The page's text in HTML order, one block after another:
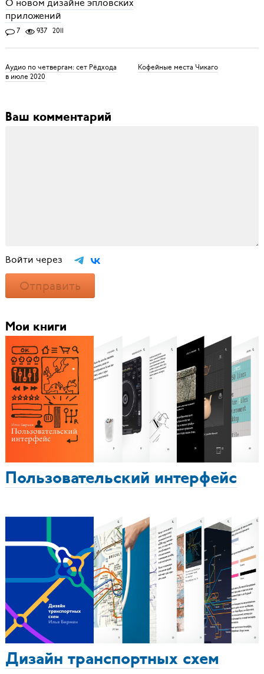
О новом дизайне эпловских
приложений
7 937 2011
Аудио по четвергам: сет Рёдхода
в июле 2020
Кофейные места Чикаго
Ваш комментарий
Войти через
Отправить
Мои книги
Пользовательский интерфейс
Дизайн транспортных схем